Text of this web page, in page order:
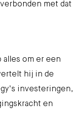
met dat
alles om er een
hij in de
investeringen,
en